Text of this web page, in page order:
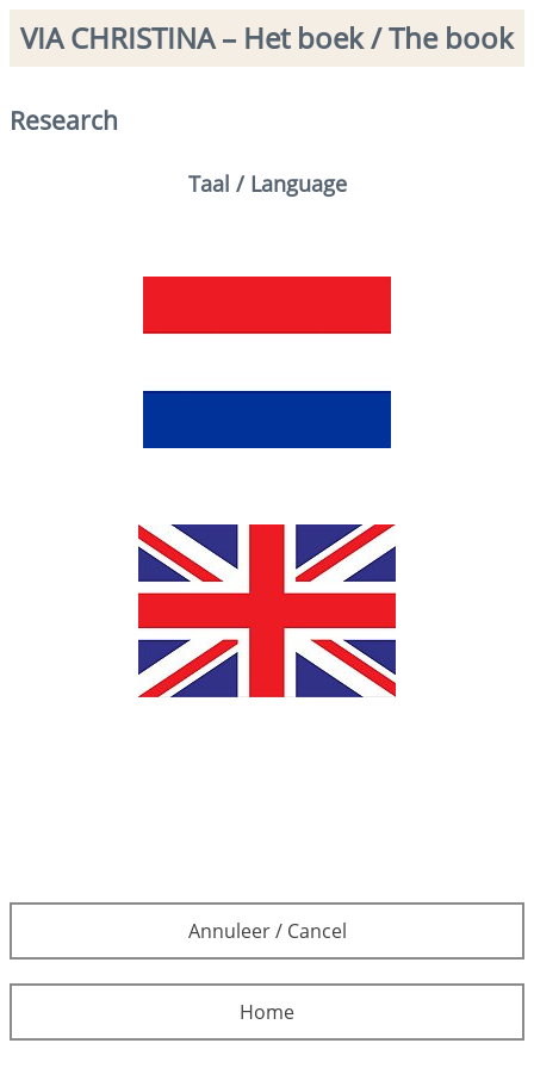
VIA CHRISTINA – Het boek / The book
Research
Taal / Language